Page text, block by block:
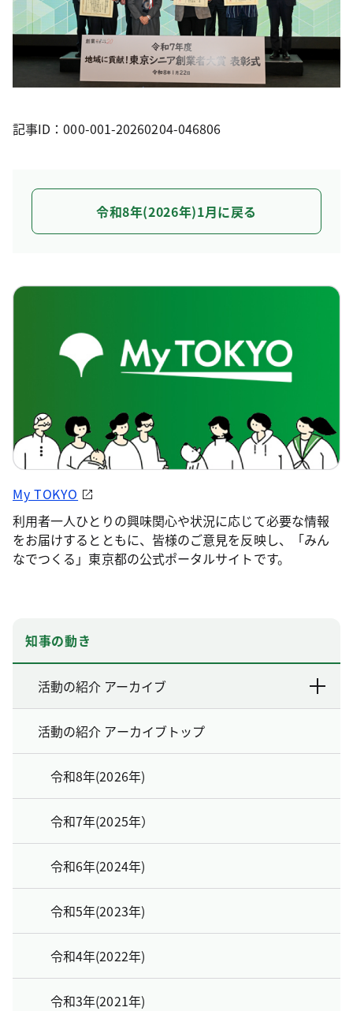
記事ID：000-001-20260204-046806
令和8年(2026年)1月に戻る
My TOKYO
利用者一人ひとりの興味関心や状況に応じて必要な情報
をお届けするとともに、皆様のご意見を反映し、「みん
なでつくる」東京都の公式ポータルサイトです。
知事の動き
活動の紹介 アーカイブ
活動の紹介 アーカイブトップ
令和8年(2026年)
令和7年(2025年）
令和6年(2024年)
令和5年(2023年)
令和4年(2022年)
令和3年(2021年)